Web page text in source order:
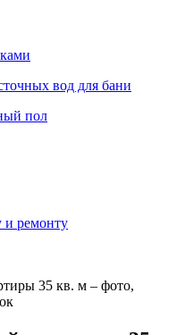
вод для бани
пол
и ремонту
35 кв. м – фото,